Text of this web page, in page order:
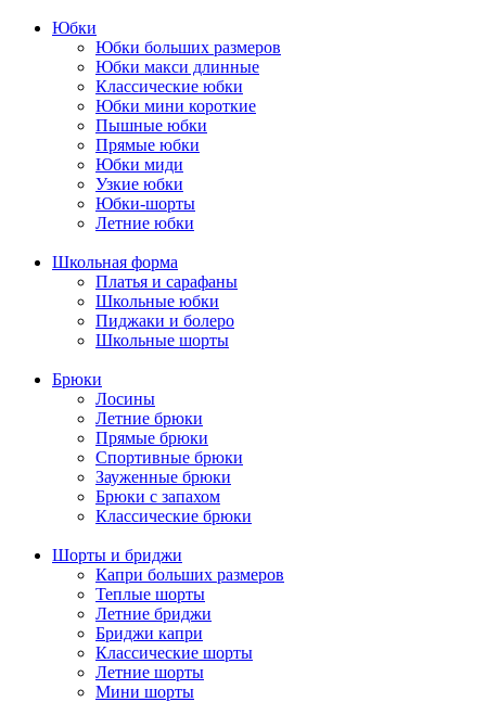
Юбки
Юбки больших размеров
Юбки макси длинные
Классические юбки
Юбки мини короткие
Пышные юбки
Прямые юбки
Юбки миди
Узкие юбки
Юбки-шорты
Летние юбки
Школьная форма
Платья и сарафаны
Школьные юбки
Пиджаки и болеро
Школьные шорты
Брюки
Лосины
Летние брюки
Прямые брюки
Спортивные брюки
Зауженные брюки
Брюки с запахом
Классические брюки
Шорты и бриджи
Капри больших размеров
Теплые шорты
Летние бриджи
Бриджи капри
Классические шорты
Летние шорты
Мини шорты